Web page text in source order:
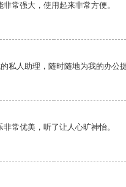
常强大，使用起来非常方便。
私人助理，随时随地为我的办公提
常优美，听了让人心旷神怡。